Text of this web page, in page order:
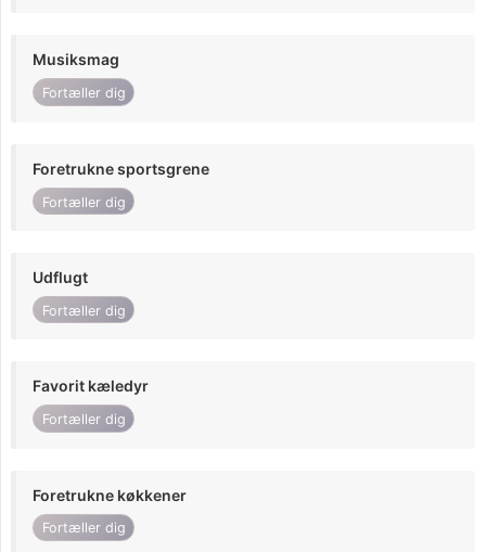
Musiksmag
Fortæller dig
Foretrukne sportsgrene
Fortæller dig
Udflugt
Fortæller dig
Favorit kæledyr
Fortæller dig
Foretrukne køkkener
Fortæller dig